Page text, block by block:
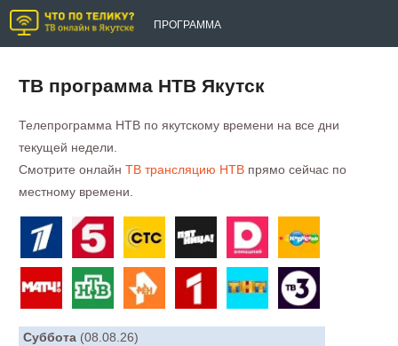
ПРОГРАММА
ТВ программа НТВ Якутск
Телепрограмма НТВ по якутскому времени на все дни
текущей недели.
Смотрите онлайнТВ трансляцию НТВ прямо сейчас по
местному времени.
Суббота (08.08.26)